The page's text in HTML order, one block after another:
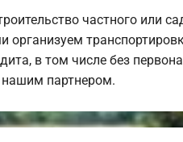
частного или
в том числе без
нашим партнером.